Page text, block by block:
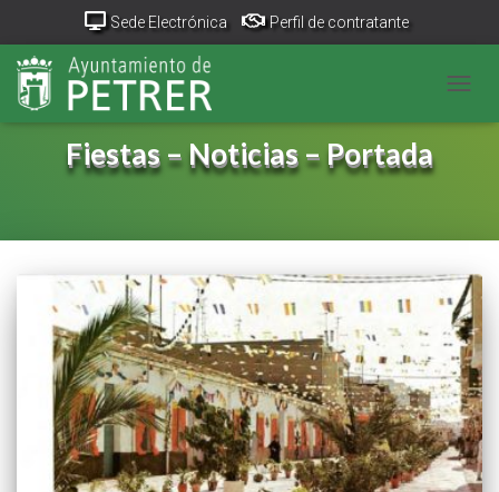
Sede Electrónica Perfil de contratante
Portal Transparencia
Canal de denuncias
Fiestas – Noticias – Portada